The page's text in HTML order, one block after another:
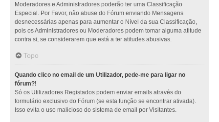
Moderadores e Administradores poderão ter uma Classificação
Especial. Por Favor, não abuse do Fórum enviando Mensagens
desnecessárias apenas para aumentar o Nível da sua Classificação,
pois os Administradores ou Moderadores podem tomar alguma atitude
contra si, se considerarem que está a ter atitudes abusivas.
Topo
Quando clico no email de um Utilizador, pede-me para ligar no
fórum?!
Só os Utilizadores Registados podem enviar emails através do
formulário exclusivo do Fórum (se esta função se encontrar ativada).
Isso evita o uso malicioso do sistema de email por Visitantes.